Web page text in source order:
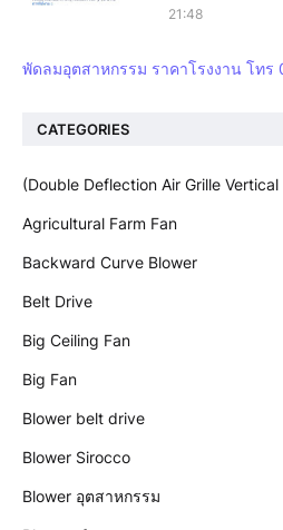
21:48
พัดลมอุตสาหกรรม ราคาโรงงาน โทร
CATEGORIES
(Double Deflection Air Grille Vertical
Agricultural Farm Fan
Backward Curve Blower
Belt Drive
Big Ceiling Fan
Big Fan
Blower belt drive
Blower Sirocco
Blower อุตสาหกรรม